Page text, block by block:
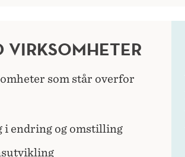
VIRKSOMHETER
som står overfor
i endring og omstilling